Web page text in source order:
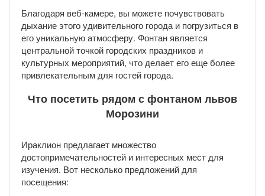
Благодаря веб-камере, вы можете почувствовать
дыхание этого удивительного города и погрузиться в
его уникальную атмосферу. Фонтан является
центральной точкой городских праздников и
культурных мероприятий, что делает его еще более
привлекательным для гостей города.
Что посетить рядом с фонтаном львов
Морозини
Ираклион предлагает множество
достопримечательностей и интересных мест для
изучения. Вот несколько предложений для
посещения: